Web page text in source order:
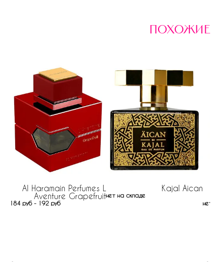
похожие
Al Haramain Perfumes L
Aventure Grapefruit
184 руб - 192 руб
Kajal Äican
нет на складе
нет